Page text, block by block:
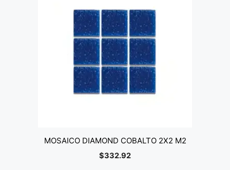
MOSAICO DIAMOND COBALTO 2X2 M2
$332.92